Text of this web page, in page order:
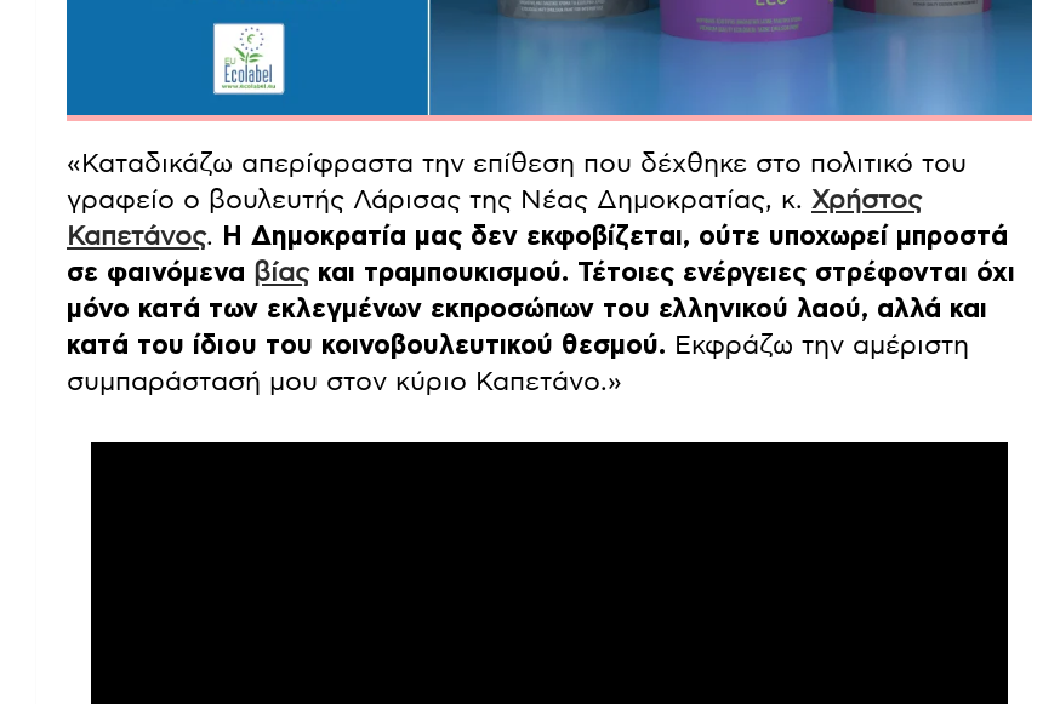
«Καταδικάζω απερίφραστα την επίθεση που δέχθηκε στο πολιτικό του
γραφείο ο βουλευτής Λάρισας της Νέας Δημοκρατίας, κ. Χρήστος
Καπετάνος.
Η Δημοκρατία μας δεν εκφοβίζεται, ούτε υποχωρεί μπροστά
σε φαινόμενα βίαςκαι τραμπουκισμού. Τέτοιες ενέργειες στρέφονται όχι
μόνο κατά των εκλεγμένων εκπροσώπων του ελληνικού λαού, αλλά και
κατά του ίδιου του κοινοβουλευτικού θεσμού. Εκφράζω την αμέριστη
συμπαράστασή μου στον κύριο Καπετάνο.»